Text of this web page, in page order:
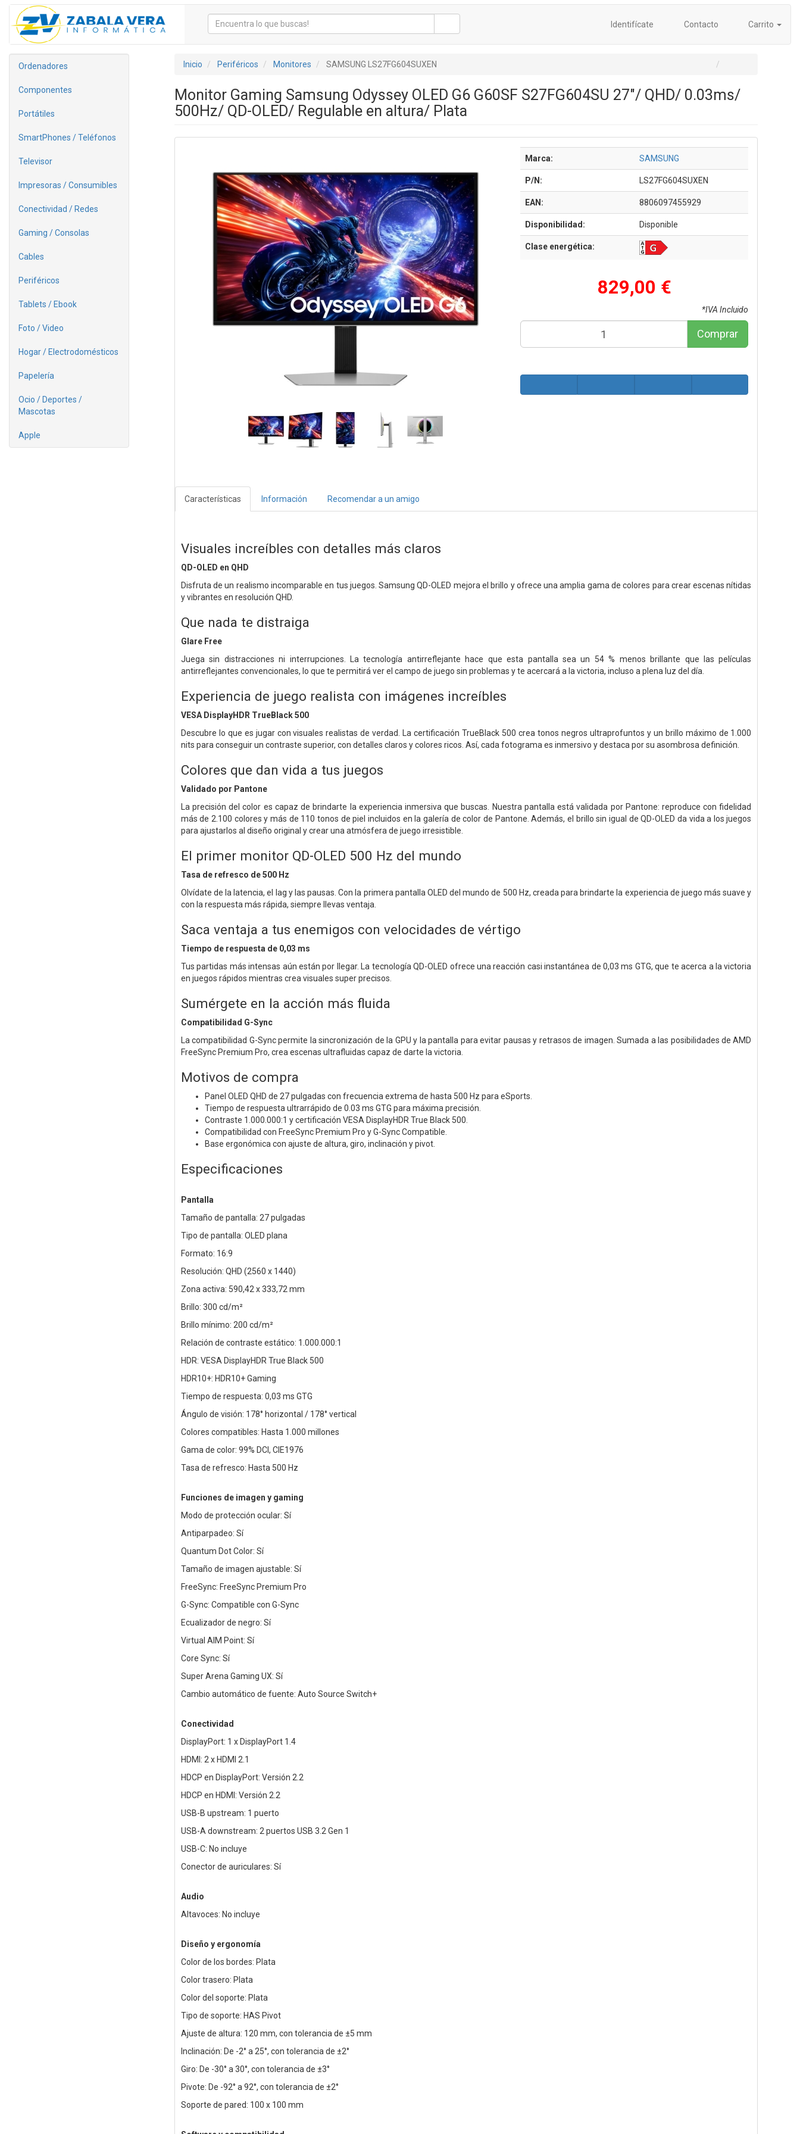
Identifícate Contacto Carrito
Ordenadores
Componentes
Portátiles
SmartPhones / Teléfonos
Televisor
Impresoras / Consumibles
Conectividad / Redes
Gaming / Consolas
Cables
Periféricos
Tablets / Ebook
Foto / Video
Hogar / Electrodomésticos
Papelería
Ocio / Deportes /
Mascotas
Apple
Inicio Periféricos Monitores SAMSUNG LS27FG604SUXEN
Monitor Gaming Samsung Odyssey OLED G6 G60SF S27FG604SU 27"/ QHD/ 0.03ms/
500Hz/ QD-OLED/ Regulable en altura/ Plata
Marca: SAMSUNG
P/N: LS27FG604SUXEN
EAN: 8806097455929
Disponibilidad: Disponible
Clase energética:
829,00 €
*IVA Incluido
Comprar
Características Información Recomendar a un amigo
Visuales increíbles con detalles más claros
QD-OLED en QHD
Disfruta de un realismo incomparable en tus juegos. Samsung QD-OLED mejora el brillo y ofrece una amplia gama de colores para crear escenas nítidas
y vibrantes en resolución QHD.
Que nada te distraiga
Glare Free
Juega sin distracciones ni interrupciones. La tecnología antirreflejante hace que esta pantalla sea un 54 % menos brillante que las películas
antirreflejantes convencionales, lo que te permitirá ver el campo de juego sin problemas y te acercará a la victoria, incluso a plena luz del día.
Experiencia de juego realista con imágenes increíbles
VESA DisplayHDR TrueBlack 500
Descubre lo que es jugar con visuales realistas de verdad. La certificación TrueBlack 500 crea tonos negros ultraprofuntos y un brillo máximo de 1.000
nits para conseguir un contraste superior, con detalles claros y colores ricos. Así, cada fotograma es inmersivo y destaca por su asombrosa definición.
Colores que dan vida a tus juegos
Validado por Pantone
La precisión del color es capaz de brindarte la experiencia inmersiva que buscas. Nuestra pantalla está validada por Pantone: reproduce con fidelidad
más de 2.100 colores y más de 110 tonos de piel incluidos en la galería de color de Pantone. Además, el brillo sin igual de QD-OLED da vida a los juegos
para ajustarlos al diseño original y crear una atmósfera de juego irresistible.
El primer monitor QD-OLED 500 Hz del mundo
Tasa de refresco de 500 Hz
Olvídate de la latencia, el lag y las pausas. Con la primera pantalla OLED del mundo de 500 Hz, creada para brindarte la experiencia de juego más suave y
con la respuesta más rápida, siempre llevas ventaja.
Saca ventaja a tus enemigos con velocidades de vértigo
Tiempo de respuesta de 0,03 ms
Tus partidas más intensas aún están por llegar. La tecnología QD-OLED ofrece una reacción casi instantánea de 0,03 ms GTG, que te acerca a la victoria
en juegos rápidos mientras crea visuales super precisos.
Sumérgete en la acción más fluida
Compatibilidad G-Sync
La compatibilidad G-Sync permite la sincronización de la GPU y la pantalla para evitar pausas y retrasos de imagen. Sumada a las posibilidades de AMD
FreeSync Premium Pro, crea escenas ultrafluidas capaz de darte la victoria.
Motivos de compra
Panel OLED QHD de 27 pulgadas con frecuencia extrema de hasta 500 Hz para eSports.
Tiempo de respuesta ultrarrápido de 0.03 ms GTG para máxima precisión.
Contraste 1.000.000:1 y certificación VESA DisplayHDR True Black 500.
Compatibilidad con FreeSync Premium Pro y G-Sync Compatible.
Base ergonómica con ajuste de altura, giro, inclinación y pivot.
Especificaciones
Pantalla
Tamaño de pantalla: 27 pulgadas
Tipo de pantalla: OLED plana
Formato: 16:9
Resolución: QHD (2560 x 1440)
Zona activa: 590,42 x 333,72 mm
Brillo: 300 cd/m²
Brillo mínimo: 200 cd/m²
Relación de contraste estático: 1.000.000:1
HDR: VESA DisplayHDR True Black 500
HDR10+: HDR10+ Gaming
Tiempo de respuesta: 0,03 ms GTG
Ángulo de visión: 178° horizontal / 178° vertical
Colores compatibles: Hasta 1.000 millones
Gama de color: 99% DCI, CIE1976
Tasa de refresco: Hasta 500 Hz
Funciones de imagen y gaming
Modo de protección ocular: Sí
Antiparpadeo: Sí
Quantum Dot Color: Sí
Tamaño de imagen ajustable: Sí
FreeSync: FreeSync Premium Pro
G-Sync: Compatible con G-Sync
Ecualizador de negro: Sí
Virtual AIM Point: Sí
Core Sync: Sí
Super Arena Gaming UX: Sí
Cambio automático de fuente: Auto Source Switch+
Conectividad
DisplayPort: 1 x DisplayPort 1.4
HDMI: 2 x HDMI 2.1
HDCP en DisplayPort: Versión 2.2
HDCP en HDMI: Versión 2.2
USB-B upstream: 1 puerto
USB-A downstream: 2 puertos USB 3.2 Gen 1
USB-C: No incluye
Conector de auriculares: Sí
Audio
Altavoces: No incluye
Diseño y ergonomía
Color de los bordes: Plata
Color trasero: Plata
Color del soporte: Plata
Tipo de soporte: HAS Pivot
Ajuste de altura: 120 mm, con tolerancia de ±5 mm
Inclinación: De -2° a 25°, con tolerancia de ±2°
Giro: De -30° a 30°, con tolerancia de ±3°
Pivote: De -92° a 92°, con tolerancia de ±2°
Soporte de pared: 100 x 100 mm